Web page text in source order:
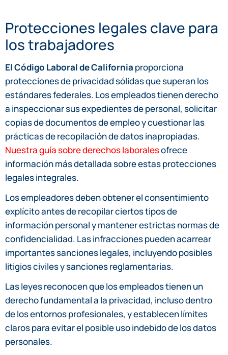
Protecciones legales clave para
los trabajadores
El Código Laboral de California proporciona
protecciones de privacidad sólidas que superan los
estándares federales. Los empleados tienen derecho
a inspeccionar sus expedientes de personal, solicitar
copias de documentos de empleo y cuestionar las
prácticas de recopilación de datos inapropiadas.
Nuestra guía sobre derechos laboralesofrece
información más detallada sobre estas protecciones
legales integrales.
Los empleadores deben obtener el consentimiento
explícito antes de recopilar ciertos tipos de
información personal y mantener estrictas normas de
confidencialidad. Las infracciones pueden acarrear
importantes sanciones legales, incluyendo posibles
litigios civiles y sanciones reglamentarias.
Las leyes reconocen que los empleados tienen un
derecho fundamental a la privacidad, incluso dentro
de los entornos profesionales, y establecen límites
claros para evitar el posible uso indebido de los datos
personales.